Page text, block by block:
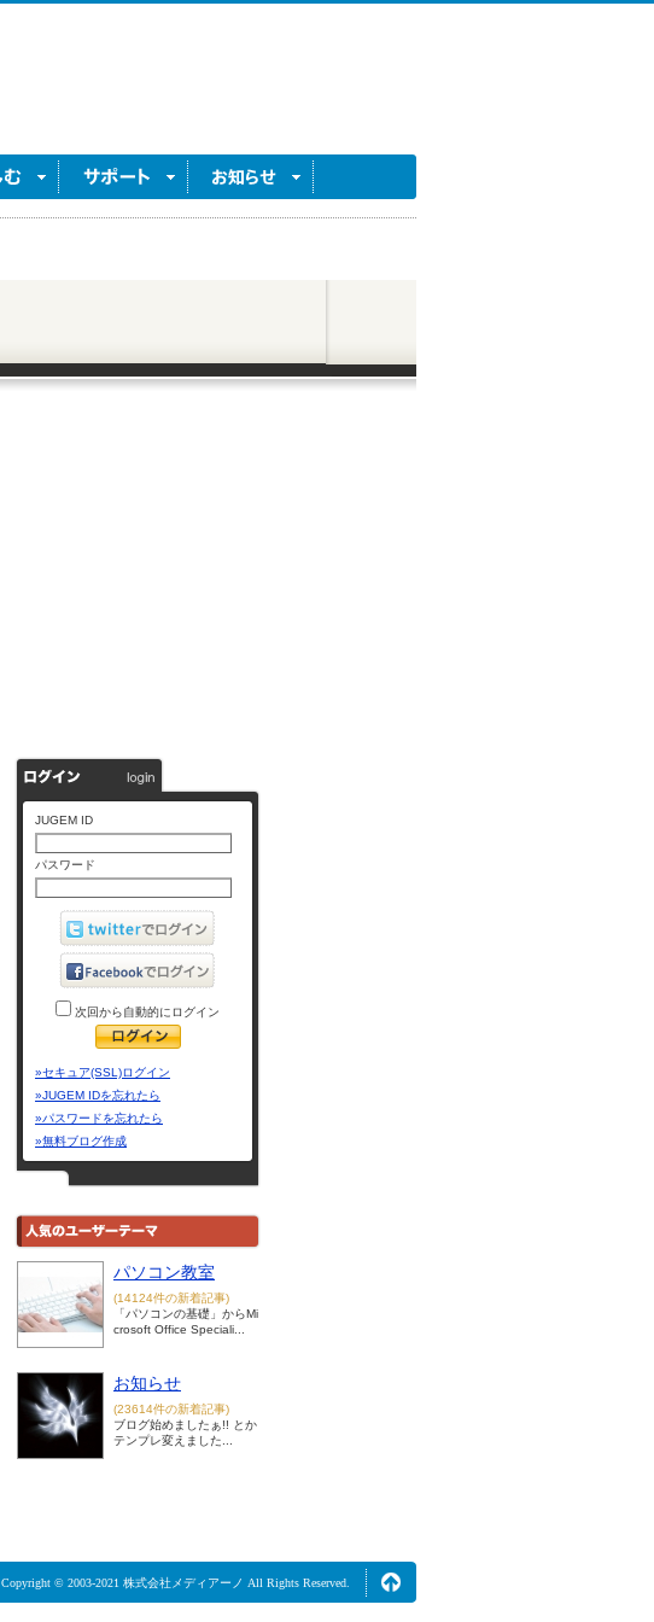
JUGEM ID
パスワード
次回から自動的にログイン
»セキュア(SSL)ログイン
»JUGEM IDを忘れたら
»パスワードを忘れたら
»無料ブログ作成
パソコン教室
(14124件の新着記事)
「パソコンの基礎」からMi
crosoft Office Speciali...
お知らせ
(23614件の新着記事)
ブログ始めましたぁ!! とか
テンプレ変えました...
Copyright © 2003-2021 株式会社メディアーノ All Rights Reserved.